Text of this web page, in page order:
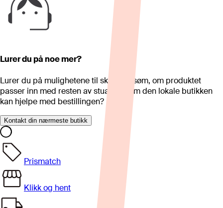
Lurer du på noe mer?
Lurer du på mulighetene til skreddersøm, om produktet
passer inn med resten av stua eller om den lokale butikken
kan hjelpe med bestillingen?
Kontakt din nærmeste butikk
Prismatch
Klikk og hent